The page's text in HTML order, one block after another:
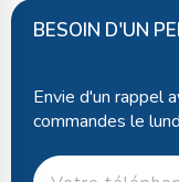
BESOIN D'UN
Envie d'un rappel
commandes le